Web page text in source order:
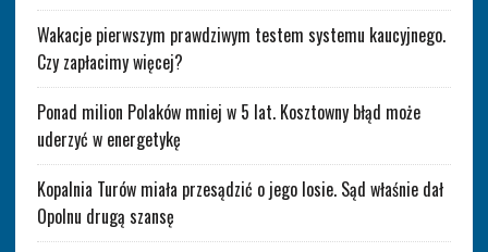
Wakacje pierwszym prawdziwym testem systemu kaucyjnego.
Czy zapłacimy więcej?
Ponad milion Polaków mniej w 5 lat. Kosztowny błąd może
uderzyć w energetykę
Kopalnia Turów miała przesądzić o jego losie. Sąd właśnie dał
Opolnu drugą szansę